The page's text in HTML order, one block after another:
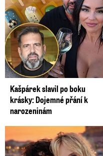
Kašpárek slavil po boku
krásky: Dojemné přání k
narozeninám
Bývalá reportérka Novy